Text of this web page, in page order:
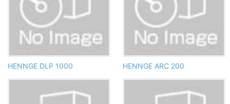
HENNGE DLP 1000 HENNGE ARC 200